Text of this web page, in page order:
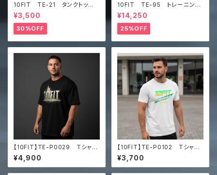
10FIT TE-21 タンクトッ
プ ストレッチ トレーニング
筋トレ 黒 TANKTOP
¥3,500
30%OFF
10FIT TE-95 トレーニング
ベルト リフティングベルト パ
ワーベルト レザー ワインレ
ッド lifting belt power b
elt
¥14,250
25%OFF
【10FIT】TE-P0029 Ｔシャ
ツ トレーニング ユニセックス
ビッグシルエット Tシャツ
¥4,900
【10FIT】TE-P0102 Tシャ
ツ ユニセックス クラシックT
シャツ
¥3,700